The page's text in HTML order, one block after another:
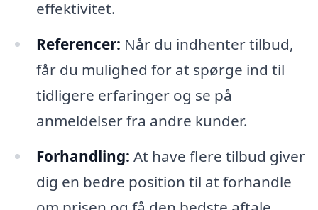
effektivitet.
Referencer: Når du indhenter tilbud,
får du mulighed for at spørge ind til
tidligere erfaringer og se på
anmeldelser fra andre kunder.
Forhandling: At have flere tilbud giver
dig en bedre position til at forhandle